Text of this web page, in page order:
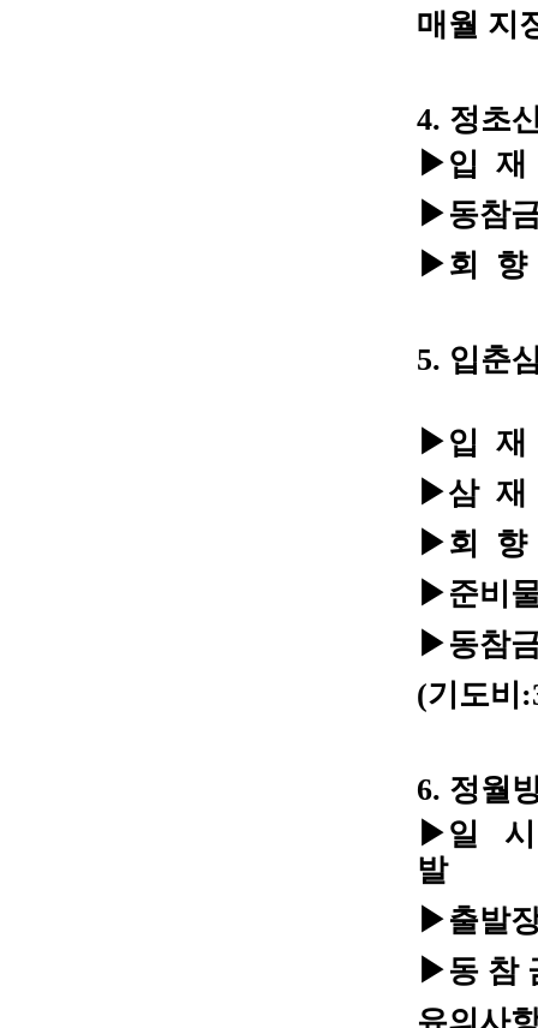
매월 지
4. 정초
▶입 재
▶동참
▶회 향
5. 입춘
▶입 재
▶삼 재
▶회
▶준비
▶동참
(기도비
6. 정월
▶일 시
발
▶출발
▶동 참